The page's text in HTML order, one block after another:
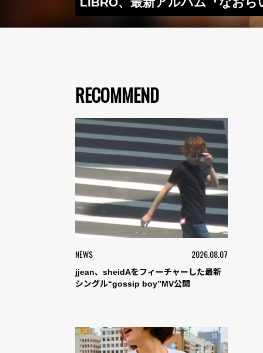
RECOMMEND
NEWS 2026.08.07
jjean、sheidAをフィーチャーした最新
シングル“gossip boy”MV公開